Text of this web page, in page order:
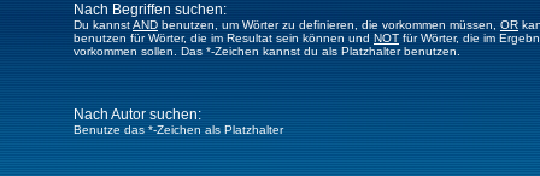
Nach Begriffen suchen:
Du kannstAND benutzen, um Wörter zu definieren, die vorkommen müssen, OR
benutzen für Wörter, die im Resultat sein können und NOT für Wörter, die im
vorkommen sollen. Das *-Zeichen kannst du als Platzhalter benutzen.
Nach Autor suchen:
Benutze das *-Zeichen als Platzhalter